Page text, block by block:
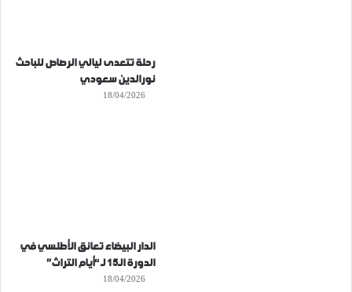
رحلة تتعدى ليالي الرصاص للباحث
نورالدين سعودي
18/04/2026
الدار البيضاء تعانق الأطلسي في
الدورة الـ15 لـ “أيام التراث”
18/04/2026